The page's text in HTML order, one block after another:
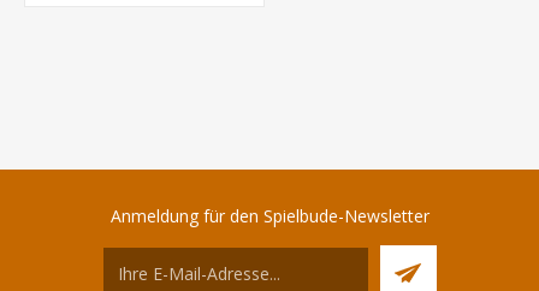
Anmeldung für den Spielbude-Newsletter